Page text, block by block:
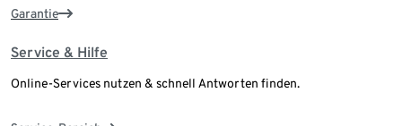
Garantie
Service & Hilfe
Online-Services nutzen & schnell Antworten finden.